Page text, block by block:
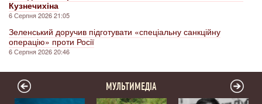
Кузнечихіна
6 Серпня 2026 21:05
Зеленський доручив підготувати «спеціальну санкційну
операцію» проти Росії
6 Серпня 2026 20:46
МУЛЬТИМЕДІА